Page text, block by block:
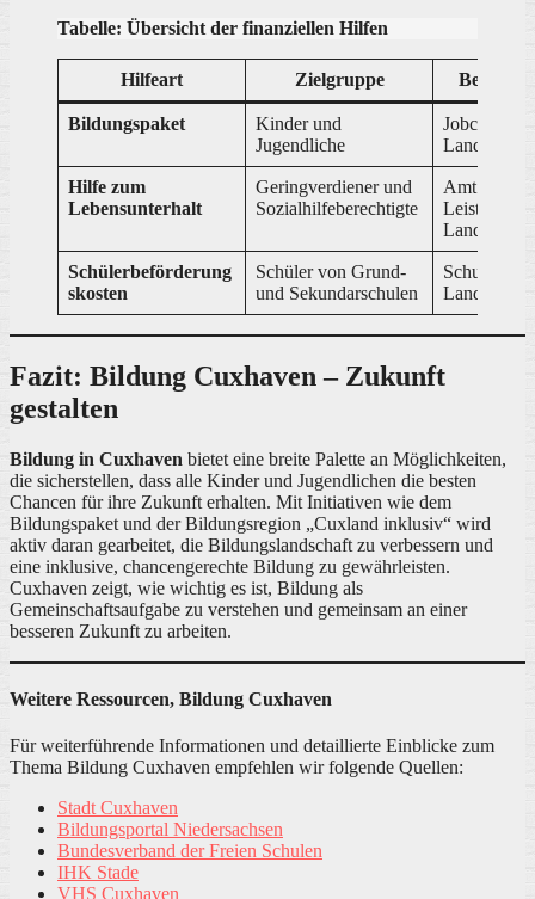
Tabelle: Übersicht der finanziellen Hilfen
Hilfeart Zielgruppe
Bildungspaket
Kinder und
Jugendliche
Jobcenter
Landkreis
Hilfe zum
Lebensunterhalt
Geringverdiener und
Sozialhilfeberechtigte
Amt für
Leistungen,
Landkreis
Schülerbeförderung
skosten
Schüler von Grund-
und Sekundarschulen
Landkreis
Fazit: Bildung Cuxhaven – Zukunft
gestalten
Bildung in Cuxhaven bietet eine breite Palette an Möglichkeiten,
die sicherstellen, dass alle Kinder und Jugendlichen die besten
Chancen für ihre Zukunft erhalten. Mit Initiativen wie dem
Bildungspaket und der Bildungsregion „Cuxland inklusiv“ wird
aktiv daran gearbeitet, die Bildungslandschaft zu verbessern und
eine inklusive, chancengerechte Bildung zu gewährleisten.
Cuxhaven zeigt, wie wichtig es ist, Bildung als
Gemeinschaftsaufgabe zu verstehen und gemeinsam an einer
besseren Zukunft zu arbeiten.
Weitere Ressourcen, Bildung Cuxhaven
Für weiterführende Informationen und detaillierte Einblicke zum
Thema Bildung Cuxhaven empfehlen wir folgende Quellen:
Stadt Cuxhaven
Bildungsportal Niedersachsen
Bundesverband der Freien Schulen
IHK Stade
VHS Cuxhaven